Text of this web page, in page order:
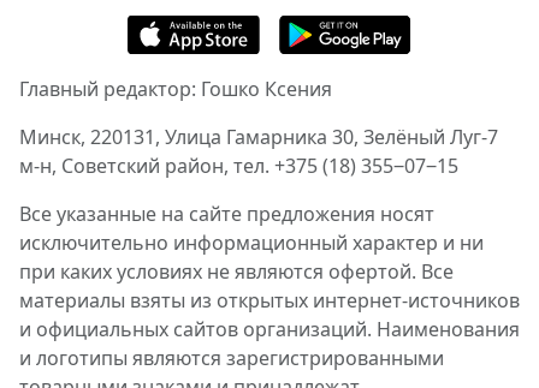
Главный редактор: Гошко Ксения
Минск, 220131, Улица Гамарника 30, Зелёный Луг-7
м-н, Советский район, тел. +375 (18) 355‒07‒15
Все указанные на сайте предложения носят
исключительно информационный характер и ни
при каких условиях не являются офертой. Все
материалы взяты из открытых интернет-источников
и официальных сайтов организаций. Наименования
и логотипы являются зарегистрированными